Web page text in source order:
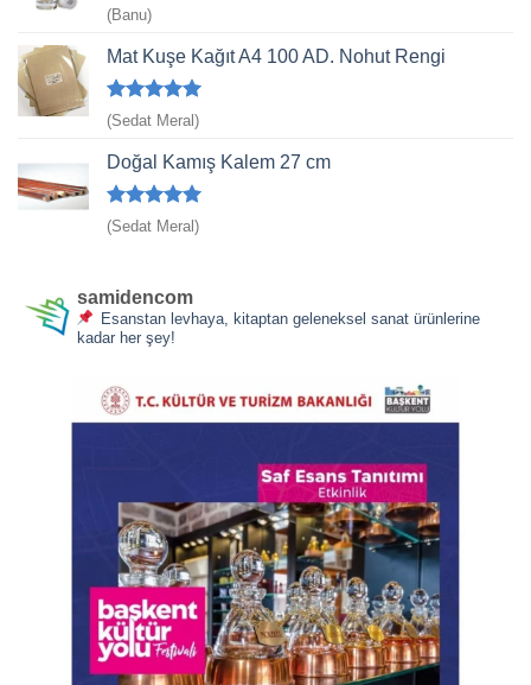
5
üzerinden
4 oy aldı
(Banu)
Mat Kuşe Kağıt A4 100 AD. Nohut Rengi
5 üzerinden
5
(Sedat Meral)
Doğal Kamış Kalem 27 cm
5 üzerinden
5
(Sedat Meral)
samidencom
Esanstan levhaya, kitaptan geleneksel sanat ürünlerine
kadar her şey!